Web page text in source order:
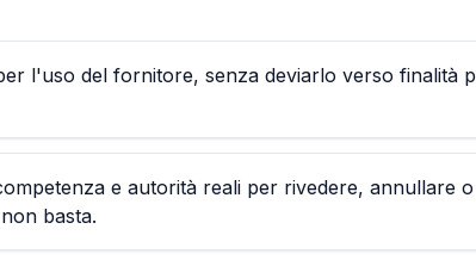
l'uso del fornitore, senza deviarlo verso finalità
e autorità reali per rivedere, annullare o
basta.